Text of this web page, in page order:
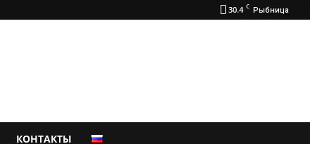
30.4 C Рыбница
КОНТАКТЫ